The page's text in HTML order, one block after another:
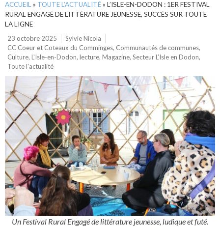
ACCUEIL » TOUTE L’ACTUALITÉ» L’ISLE-EN-DODON : 1ER FESTIVAL
RURAL ENGAGÉ DE LITTÉRATURE JEUNESSE, SUCCÈS SUR TOUTE
LA LIGNE
23 octobre 2025
Sylvie Nicola
CC Coeur et Coteaux du Comminges, Communautés de communes,
Culture, L'Isle-en-Dodon, lecture, Magazine, Secteur L’Isle en Dodon,
Toute l'actualité
Un Festival Rural Engagé de littérature jeunesse, ludique et futé.